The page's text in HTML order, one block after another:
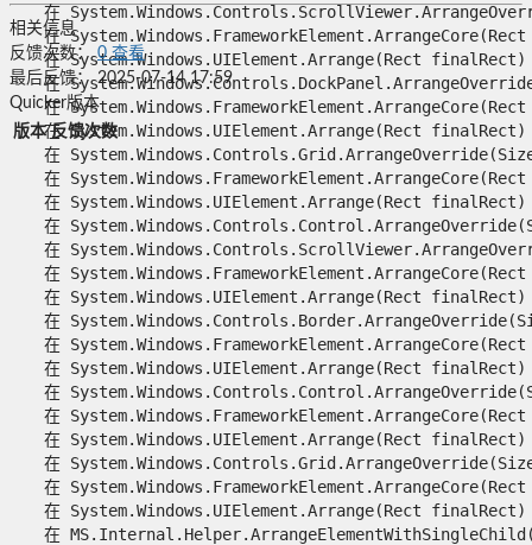
在
在 System.Windows.FrameworkElement.ArrangeCore(Rect
   在 System.Windows.UIElement.Arrange(Rect finalRect)
在
在 System.Windows.FrameworkElement.ArrangeCore(Rect
   在 System.Windows.UIElement.Arrange(Rect finalRect)
在
在 System.Windows.FrameworkElement.ArrangeCore(Rect
   在 System.Windows.UIElement.Arrange(Rect finalRect)
在
在
在 System.Windows.FrameworkElement.ArrangeCore(Rect
   在 System.Windows.UIElement.Arrange(Rect finalRect)
在
在 System.Windows.FrameworkElement.ArrangeCore(Rect
   在 System.Windows.UIElement.Arrange(Rect finalRect)
在
在 System.Windows.FrameworkElement.ArrangeCore(Rect
   在 System.Windows.UIElement.Arrange(Rect finalRect)
在
在 System.Windows.FrameworkElement.ArrangeCore(Rect
   在 System.Windows.UIElement.Arrange(Rect finalRect)
在
相关信息
反馈次数： 0查看
最后反馈： 2025-07-14 17:59
Quicker版本
版本 反馈次数